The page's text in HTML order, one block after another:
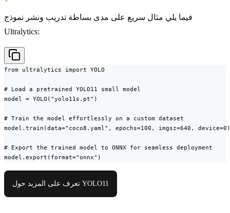
فيما يلي مثال سريع على مدى بساطة تدريب ونشر نموذج
Ultralytics:
from ultralytics import YOLO
# Load a pretrained YOLO11 small model
model = YOLO("yolo11s.pt")
# Train the model effortlessly on a custom dataset
model.train(data="coco8.yaml", epochs=100, imgsz=640, device=0)
# Export the trained model to ONNX for seamless deployment
model.export(format="onnx")
تعرف على المزيد حول YOLO11